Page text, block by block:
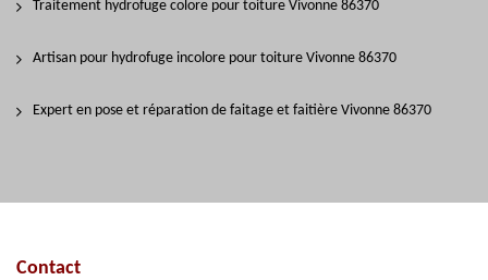
Traitement hydrofuge colore pour toiture Vivonne 86370
Artisan pour hydrofuge incolore pour toiture Vivonne 86370
Expert en pose et réparation de faitage et faitière Vivonne 86370
Contact